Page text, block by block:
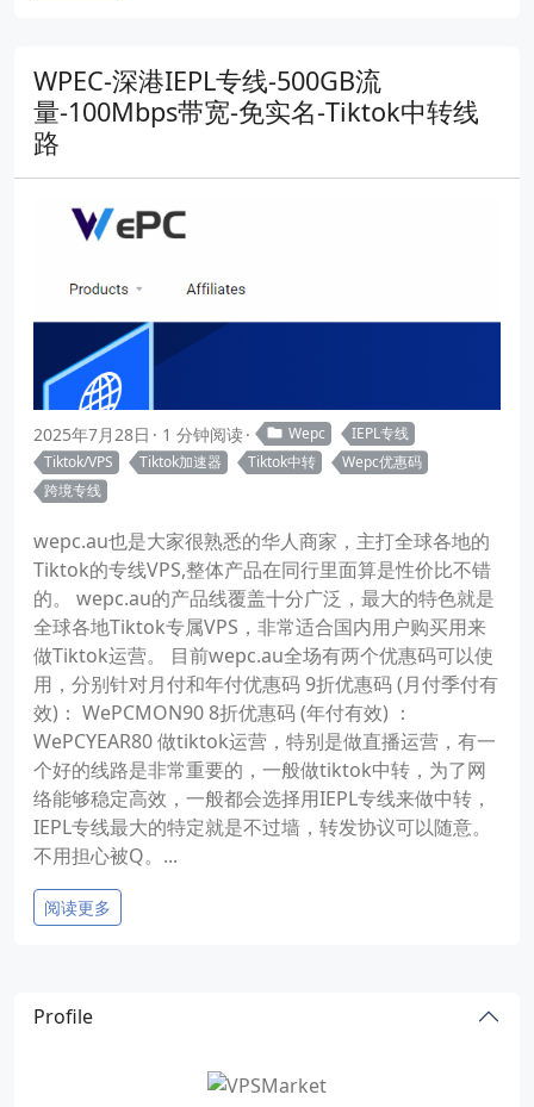
WPEC-深港IEPL专线-500GB流
量-100Mbps带宽-免实名-Tiktok中转线
路
2025年7月28日 1 分钟阅读 Wepc
IEPL专线
Tiktok/VPS
Tiktok加速器 Tiktok中转
Wepc优惠码
跨境专线
wepc.au也是大家很熟悉的华人商家，主打全球各地的
Tiktok的专线VPS,整体产品在同行里面算是性价比不错
的。 wepc.au的产品线覆盖十分广泛，最大的特色就是
全球各地Tiktok专属VPS，非常适合国内用户购买用来
做Tiktok运营。 目前wepc.au全场有两个优惠码可以使
用，分别针对月付和年付优惠码 9折优惠码 (月付季付有
效)： WePCMON90 8折优惠码 (年付有效) ：
WePCYEAR80 做tiktok运营，特别是做直播运营，有一
个好的线路是非常重要的，一般做tiktok中转，为了网
络能够稳定高效，一般都会选择用IEPL专线来做中转，
IEPL专线最大的特定就是不过墙，转发协议可以随意。
不用担心被Q。...
阅读更多
Profile